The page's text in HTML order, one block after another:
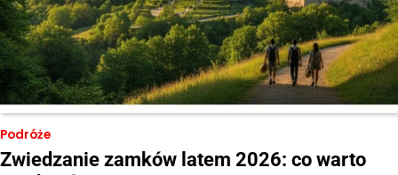
Podróże
Zwiedzanie zamków latem 2026: co warto